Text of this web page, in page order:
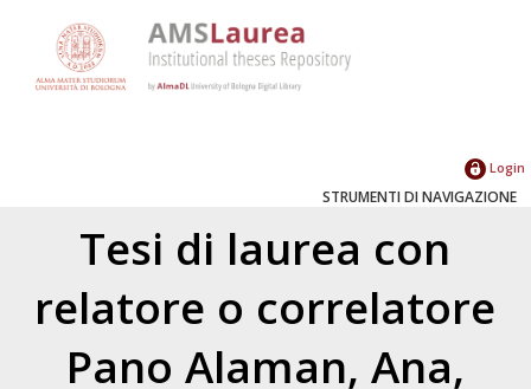
Login
STRUMENTI DI NAVIGAZIONE
Tesi di laurea con
relatore o correlatore
Pano Alaman, Ana,